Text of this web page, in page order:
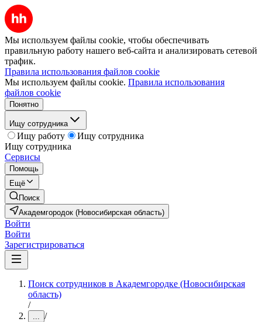
Мы используем файлы cookie, чтобы обеспечивать
правильную работу нашего веб-сайта и анализировать сетевой
трафик.
Правила использования файлов cookie
Мы используем файлы cookie. Правила использования
файлов cookie
Понятно
Ищу сотрудника
Ищу работу
Ищу сотрудника
Ищу сотрудника
Сервисы
Помощь
Ещё
Поиск
Академгородок (Новосибирская область)
Войти
Войти
Зарегистрироваться
Поиск сотрудников в Академгородке (Новосибирская
область)
/
... /